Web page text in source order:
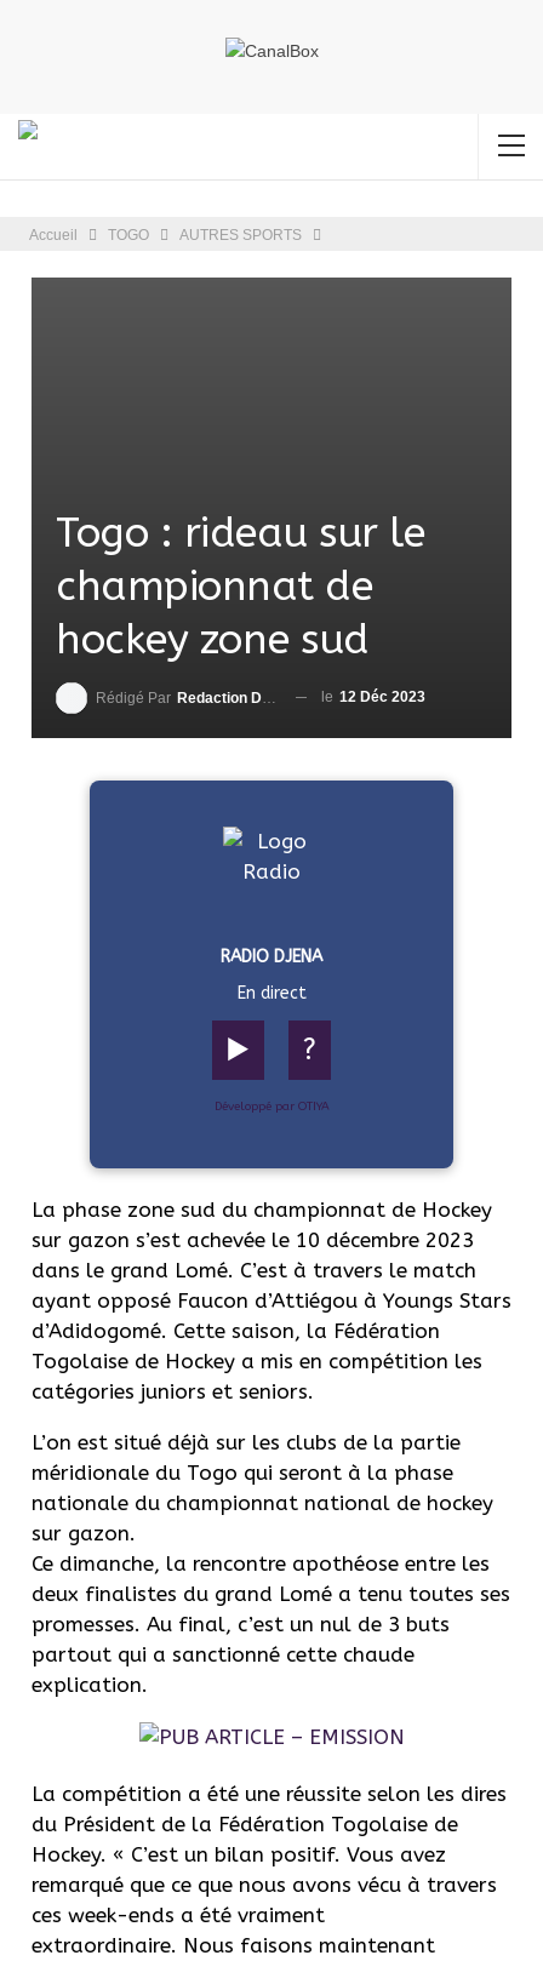
Accueil TOGO AUTRES SPORTS
Togo : rideau sur le
championnat de
hockey zone sud
Rédigé Par Redaction DjenaSport le 12 Déc 2023
RADIO DJENA
En direct
▶️ ?
Développé par OTIYA
La phase zone sud du championnat de Hockey
sur gazon s’est achevée le 10 décembre 2023
dans le grand Lomé. C’est à travers le match
ayant opposé Faucon d’Attiégou à Youngs Stars
d’Adidogomé. Cette saison, la Fédération
Togolaise de Hockey a mis en compétition les
catégories juniors et seniors.
L’on est situé déjà sur les clubs de la partie
méridionale du Togo qui seront à la phase
nationale du championnat national de hockey
sur gazon.
Ce dimanche, la rencontre apothéose entre les
deux finalistes du grand Lomé a tenu toutes ses
promesses. Au final, c’est un nul de 3 buts
partout qui a sanctionné cette chaude
explication.
La compétition a été une réussite selon les dires
du Président de la Fédération Togolaise de
Hockey. « C’est un bilan positif. Vous avez
remarqué que ce que nous avons vécu à travers
ces week-ends a été vraiment
extraordinaire. Nous faisons maintenant